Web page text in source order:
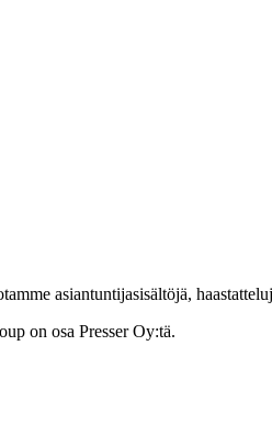
asiantuntijasisältöjä,
on osa Presser Oy:tä.